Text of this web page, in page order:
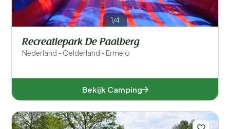
1/4
Recreatiepark De Paalberg
Nederland - Gelderland - Ermelo
Bekijk Camping